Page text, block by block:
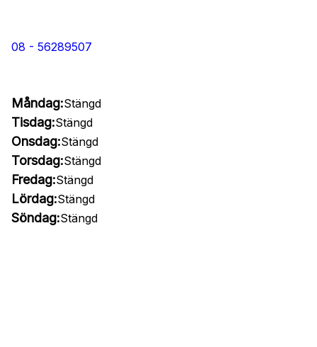
08 - 56289507
Måndag:Stängd
Tisdag:Stängd
Onsdag:Stängd
Torsdag:Stängd
Fredag:Stängd
Lördag:Stängd
Söndag:Stängd